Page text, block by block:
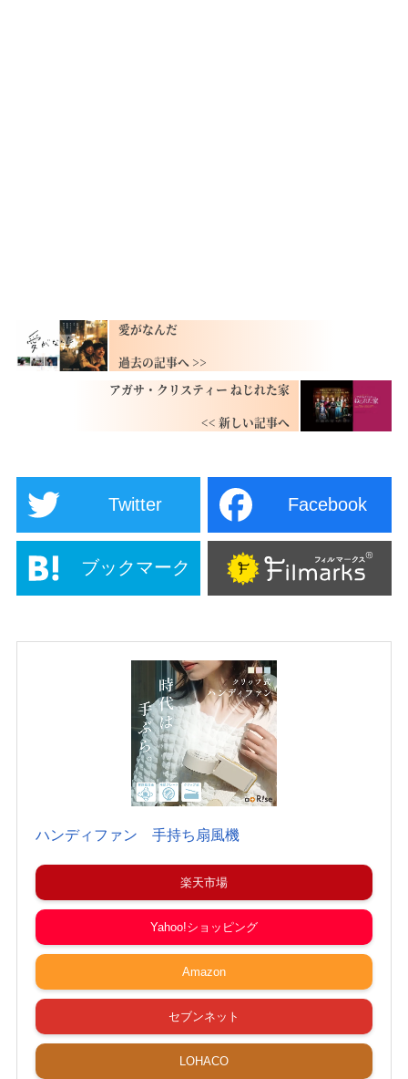
愛がなんだ
アガサ・クリスティー ねじれた家
Twitter Facebook
ブックマーク
ハンディファン 手持ち扇風機
楽天市場
Yahoo!ショッピング
Amazon
セブンネット
LOHACO